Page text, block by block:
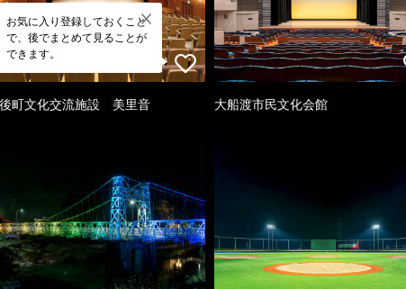
お気に入り登録しておくこと
で、後でまとめて見ることが
できます。
町文化交流施設 美里音 大船渡市民文化会館